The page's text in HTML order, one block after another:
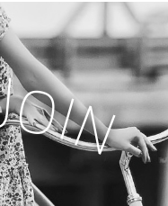
oi
n